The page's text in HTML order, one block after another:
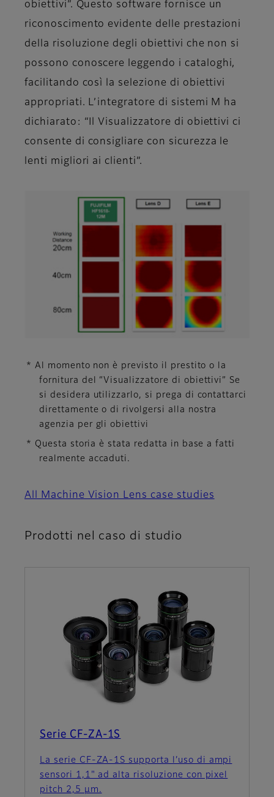
obiettivi”. Questo software fornisce un
riconoscimento evidente delle prestazioni
della risoluzione degli obiettivi che non si
possono conoscere leggendo i cataloghi,
facilitando così la selezione di obiettivi
appropriati. L’integratore di sistemi M ha
dichiarato: “Il Visualizzatore di obiettivi ci
consente di consigliare con sicurezza le
lenti migliori ai clienti”.
* Al momento non è previsto il prestito o la
fornitura del “Visualizzatore di obiettivi” Se
si desidera utilizzarlo, si prega di contattarci
direttamente o di rivolgersi alla nostra
agenzia per gli obiettivi
* Questa storia è stata redatta in base a fatti
realmente accaduti.
All Machine Vision Lens case studies
Prodotti nel caso di studio
Serie CF-ZA-1S
La serie CF-ZA-1S supporta l’uso di ampi
sensori 1,1" ad alta risoluzione con pixel
pitch 2,5 μm.